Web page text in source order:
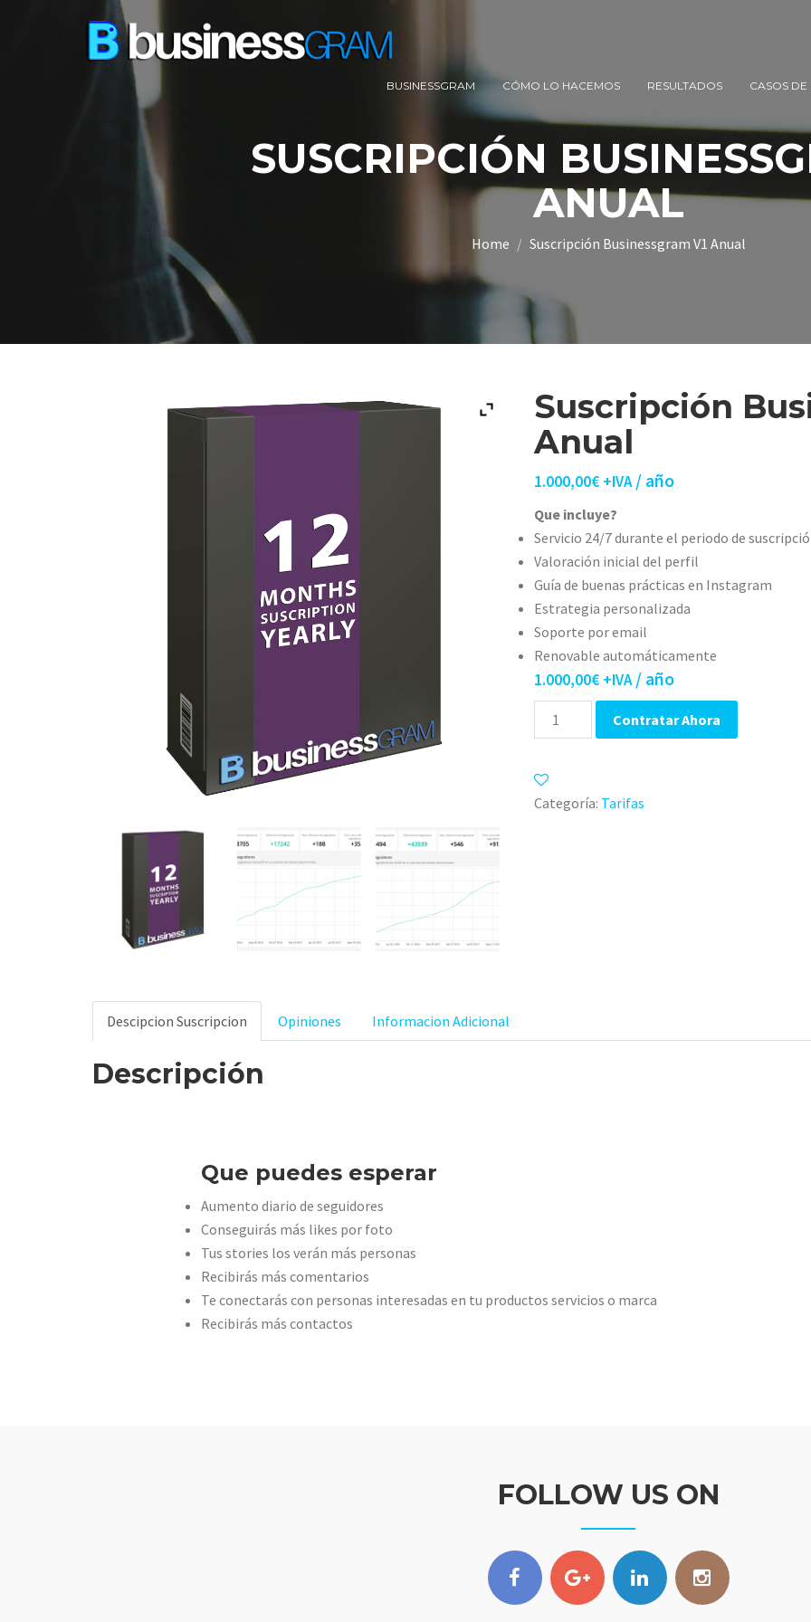
BUSINESSGRAM CÓMO LO HACEMOS RESULTADOS CASOS DE
SUSCRIPCIÓN
ANUAL
Home Suscripción Businessgram V1 Anual
Suscripción
Anual
1.000,00€ +IVA / año
Que incluye?
Servicio 24/7 durante el periodo de
Valoración inicial del perfil
Guía de buenas prácticas en Instagram
Estrategia personalizada
Soporte por email
Renovable automáticamente
1.000,00€ +IVA / año
Cantidad Contratar Ahora
Categoría: Tarifas
Descipcion Suscripcion Opiniones Informacion Adicional
Descripción
Que puedes esperar
Aumento diario de seguidores
Conseguirás más likes por foto
Tus stories los verán más personas
Recibirás más comentarios
Te conectarás con personas interesadas en tu productos servicios o marca
Recibirás más contactos
FOLLOW US ON